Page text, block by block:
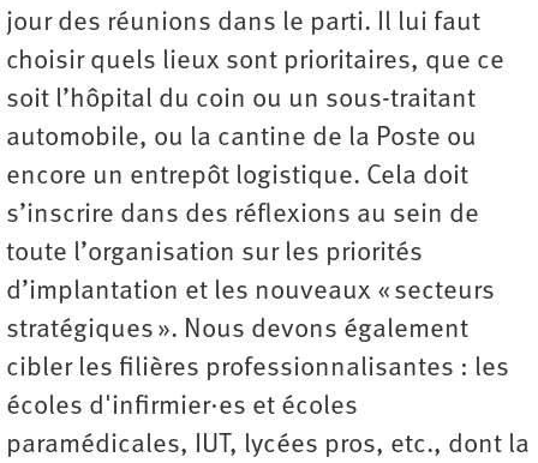
jour des réunions dans le parti. Il lui faut
choisir quels lieux sont prioritaires, que ce
soit l’hôpital du coin ou un sous-traitant
automobile, ou la cantine de la Poste ou
encore un entrepôt logistique. Cela doit
s’inscrire dans des réflexions au sein de
toute l’organisation sur les priorités
d’implantation et les nouveaux « secteurs
stratégiques ». Nous devons également
cibler les filières professionnalisantes : les
écoles d'infirmier·es et écoles
paramédicales, IUT, lycées pros, etc., dont la